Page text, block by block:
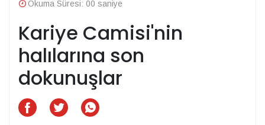
Okuma Süresi: 00 saniye
Kariye Camisi'nin
halılarına son
dokunuşlar